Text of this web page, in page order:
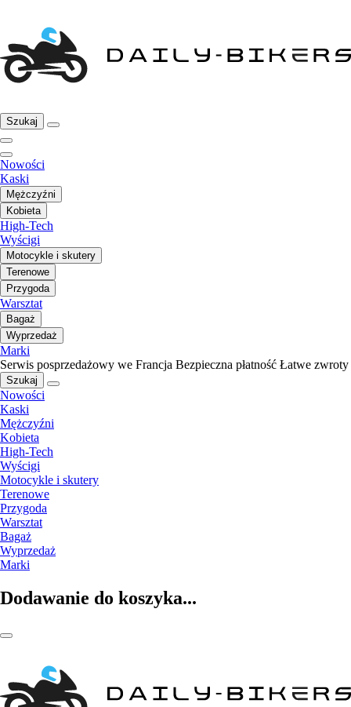
Szukaj
Nowości
Kaski
Mężczyźni
Kobieta
High-Tech
Wyścigi
Motocykle i skutery
Terenowe
Przygoda
Warsztat
Bagaż
Wyprzedaż
Marki
Serwis posprzedażowy we Francja Bezpieczna płatność Łatwe zwroty
Szukaj
Nowości
Kaski
Mężczyźni
Kobieta
High-Tech
Wyścigi
Motocykle i skutery
Terenowe
Przygoda
Warsztat
Bagaż
Wyprzedaż
Marki
Dodawanie do koszyka...